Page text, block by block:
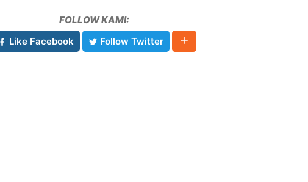
FOLLOW KAMI:
Like Facebook
Follow Twitter